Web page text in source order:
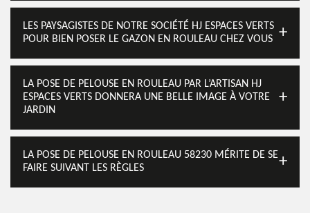
LES PAYSAGISTES DE NOTRE SOCIÉTÉ HJ ESPACES VERTS
POUR BIEN POSER LE GAZON EN ROULEAU CHEZ VOUS
LA POSE DE PELOUSE EN ROULEAU PAR L’ARTISAN HJ
ESPACES VERTS DONNERA UNE BELLE IMAGE À VOTRE
JARDIN
LA POSE DE PELOUSE EN ROULEAU 58230 MÉRITE DE SE
FAIRE SUIVANT LES RÈGLES